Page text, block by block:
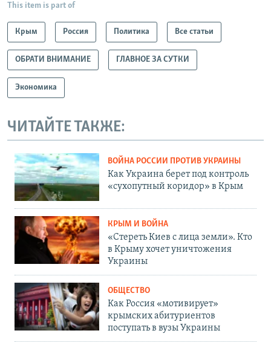
This item is part of
Крым Россия Политика Все статьи
ОБРАТИ ВНИМАНИЕ ГЛАВНОЕ ЗА СУТКИ
Экономика
ЧИТАЙТЕ ТАКЖЕ:
ВОЙНА РОССИИ ПРОТИВ УКРАИНЫ
Как Украина берет под контроль
«сухопутный коридор» в Крым
КРЫМ И ВОЙНА
«Стереть Киев с лица земли». Кто
в Крыму хочет уничтожения
Украины
ОБЩЕСТВО
Как Россия «мотивирует»
крымских абитуриентов
поступать в вузы Украины